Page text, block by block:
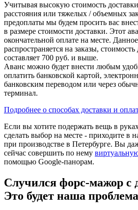
Учитывая высокую стоимость
расстояния или тяжелых / объемных
предоплаты мы будем просить вас
в размере стоимости доставки. Этот
окончательной оплате на месте.
распространяется на заказы,
составляет 700 руб. и выше.
Аванс можно будет внести любым
оплатить банковской картой,
банковским переводом или через
терминал.
Подробнее о способах доставки и
Если вы хотите подержать вещь в
сделать выбор на месте - приходите в
при производстве в Петербурге. Вы
сейчас совершить по нему
помощью Google-панорам.
Случился форс-мажор c
Это будет наша